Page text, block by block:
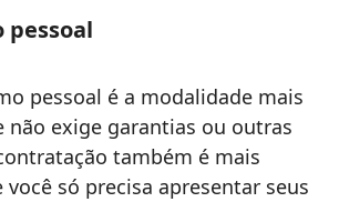
pessoal
pessoal é a modalidade mais
não exige garantias ou outras
também é mais
só precisa apresentar seus